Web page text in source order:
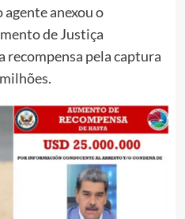
agente anexou o
de Justiça
recompensa pela captura